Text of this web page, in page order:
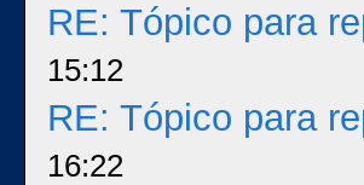
RE: Tópico para
15:12
RE: Tópico para
16:22